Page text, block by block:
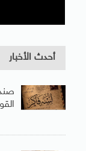
أحدث الأخبار